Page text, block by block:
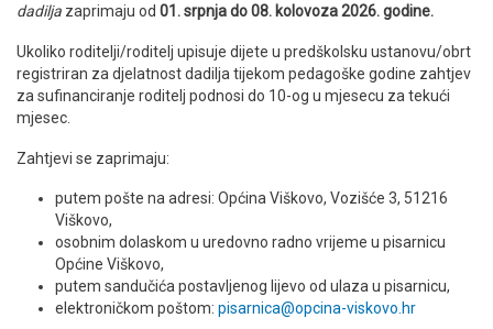
dadilja zaprimaju od 01. srpnja do 08. kolovoza 2026. godine.
Ukoliko roditelji/roditelj upisuje dijete u predškolsku ustanovu/obrt
registriran za djelatnost dadilja tijekom pedagoške godine zahtjev
za sufinanciranje roditelj podnosi do 10-og u mjesecu za tekući
mjesec.
Zahtjevi se zaprimaju:
putem pošte na adresi: Općina Viškovo, Vozišće 3, 51216
Viškovo,
osobnim dolaskom u uredovno radno vrijeme u pisarnicu
Općine Viškovo,
putem sandučića postavljenog lijevo od ulaza u pisarnicu,
elektroničkom poštom: pisarnica@opcina-viskovo.hr